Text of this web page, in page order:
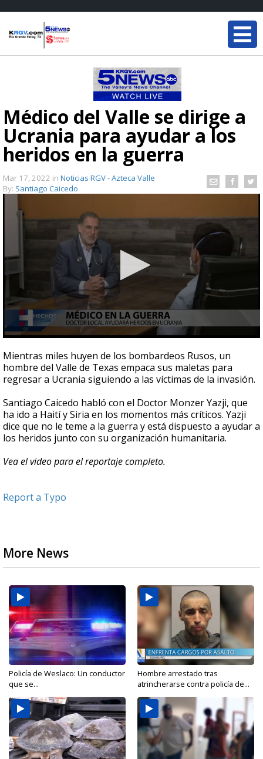
Médico del Valle se dirige a
Ucrania para ayudar a los
heridos en la guerra
Mar 17, 2022 in Noticias RGV - Azteca Valle
By: Santiago Caicedo
seconds
of
1
minute,
seconds
Mientras miles huyen de los bombardeos Rusos, un
hombre del Valle de Texas empaca sus maletas para
regresar a Ucrania siguiendo a las víctimas de la invasión.
Santiago Caicedo habló con el Doctor Monzer Yazji, que
ha ido a Haití y Siria en los momentos más críticos. Yazji
dice que no le teme a la guerra y está dispuesto a ayudar a
los heridos junto con su organización humanitaria.
Vea el video para el reportaje completo.
Report a Typo
More News
Policía de Weslaco: Un conductor
que se...
Hombre arrestado tras
atrincherarse contra policía de...